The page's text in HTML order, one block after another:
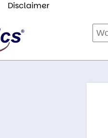
Disclaimer